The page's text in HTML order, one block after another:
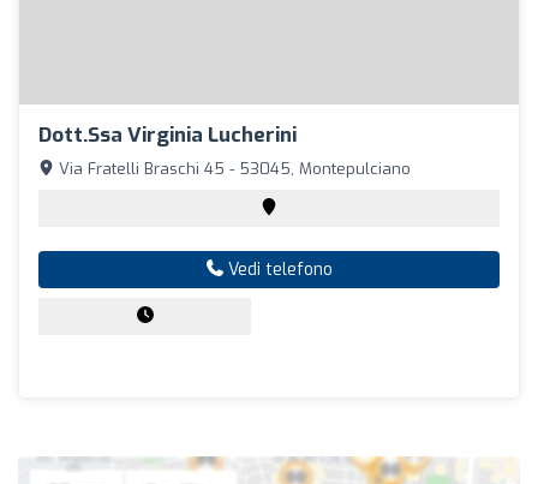
Dott.ssa Virginia Lucherini
Via Fratelli Braschi 45 - 53045, Montepulciano
Vedi telefono